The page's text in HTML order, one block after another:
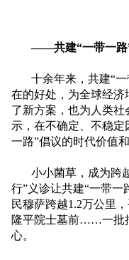
——共建“一带一路
十余年来，共建“
在的好处，为全球经
了新方案，也为人类
示，在不确定、不稳
一路”倡议的时代价值
小小菌草，成为跨
行”义诊让共建“一带一
民穆萨跨越1.2万公里
隆平院士墓前……一批
心。